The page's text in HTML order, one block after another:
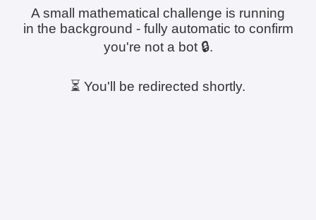
A small mathematical challenge is running
in the background - fully automatic to confirm
you're not a bot 🔒.
⏳ You'll be redirected shortly.